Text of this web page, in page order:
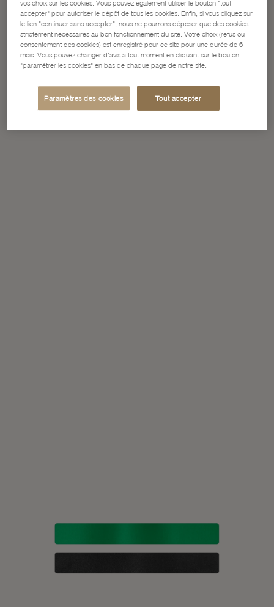
vos choix sur les cookies. Vous pouvez également utiliser le bouton "tout
accepter" pour autoriser le dépôt de tous les cookies. Enfin, si vous cliquez sur
le lien "continuer sans accepter", nous ne pourrons déposer que des cookies
strictement nécessaires au bon fonctionnement du site. Votre choix (refus ou
consentement des cookies) est enregistré pour ce site pour une durée de 6
mois. Vous pouvez changer d'avis à tout moment en cliquant sur le bouton
"paramétrer les cookies" en bas de chaque page de notre site.
Paramètres des cookies Tout accepter